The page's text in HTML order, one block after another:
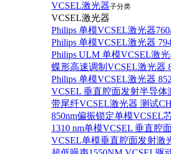
VCSEL激光器子分类
VCSEL激光器
Philips 单模VCSEL激光器
Philips 单模VCSEL激光器
Philips ULM 单模VCSEL激光
蝶形高速调制VCSEL激光器
Philips 单模VCSEL激光器
VCSEL 垂直腔面发射半导体
带尾纤VCSEL激光器 测试
850nm偏振锁定单模VCSEL
1310 nm单模VCSEL 垂直腔
VCSEL单模垂直腔面发射激